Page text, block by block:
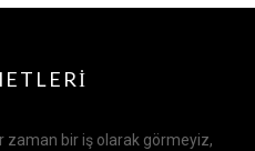
zaman bir iş olarak görmeyiz,